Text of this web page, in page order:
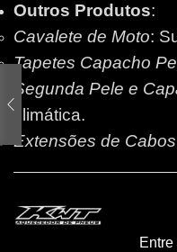
Outros Produtos:
Cavalete de Moto:
Tapetes Capacho
Segunda Pele e
climática.
Extensões de Cabos